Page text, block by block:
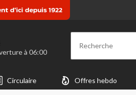
⋅ Ouverture à 06:00 Recherche
Circulaire Offres hebdo